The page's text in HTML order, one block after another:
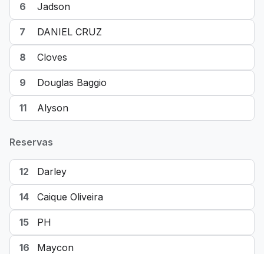
6 Jadson
7 DANIEL CRUZ
8 Cloves
9 Douglas Baggio
11 Alyson
Reservas
12 Darley
14 Caique Oliveira
15 PH
16 Maycon